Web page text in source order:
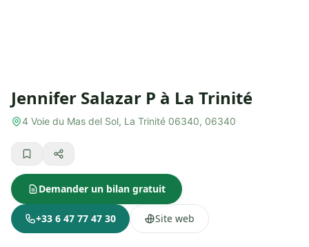
Jennifer Salazar P à La Trinité
4 Voie du Mas del Sol, La Trinité 06340, 06340
Demander un bilan gratuit
+33 6 47 77 47 30 Site web